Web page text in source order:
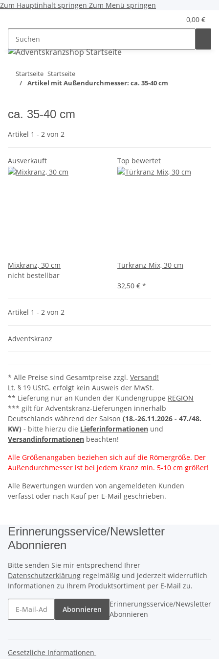
Zum Hauptinhalt springen Zum Menü springen
0,00 €
Startseite Startseite
Artikel mit Außendurchmesser: ca. 35-40 cm
ca. 35-40 cm
Artikel 1 - 2 von 2
Ausverkauft
Mixkranz, 30 cm
nicht bestellbar
Top bewertet
Türkranz Mix, 30 cm
32,50 € *
Artikel 1 - 2 von 2
Adventskranz
* Alle Preise sind Gesamtpreise zzgl. Versand!
Lt. § 19 UStG. erfolgt kein Ausweis der MwSt.
** Lieferung nur an Kunden der Kundengruppe REGION
*** gilt für Adventskranz-Lieferungen innerhalb
Deutschlands während der Saison (18.-26.11.2026 - 47./48.
KW) - bitte hierzu die Lieferinformationen und
Versandinformationen beachten!
Alle Größenangaben beziehen sich auf die Römergröße. Der
Außendurchmesser ist bei jedem Kranz min. 5-10 cm größer!
Alle Bewertungen wurden von angemeldeten Kunden
verfasst oder nach Kauf per E-Mail geschrieben.
Erinnerungsservice/Newsletter
Abonnieren
Bitte senden Sie mir entsprechend Ihrer
Datenschutzerklärung regelmäßig und jederzeit widerruflich
Informationen zu Ihrem Produktsortiment per E-Mail zu.
Abonnieren
Erinnerungsservice/Newsletter
Abonnieren
Gesetzliche Informationen